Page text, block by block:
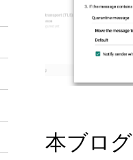
本ブロ